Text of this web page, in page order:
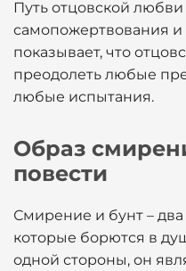
Путь отцовской
самопожертвования
показывает, что
преодолеть любые
любые испытания.
Образ
повести
Смирение и бунт –
которые борются в
одной стороны, он